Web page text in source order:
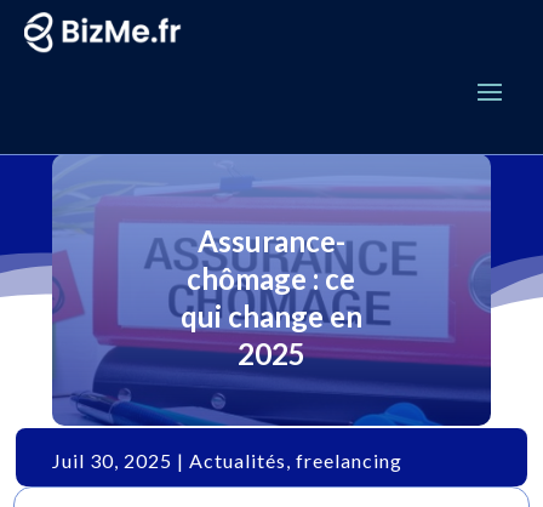
Assurance-
chômage : ce
qui change en
2025
Juil 30, 2025 |Actualités,freelancing